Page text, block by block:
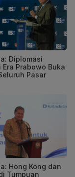
Diplomasi
Era Prabowo Buka
Pasar
Hong Kong dan
Tumpuan